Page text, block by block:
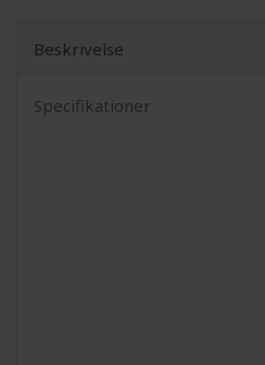
Beskrivelse
Specifikationer